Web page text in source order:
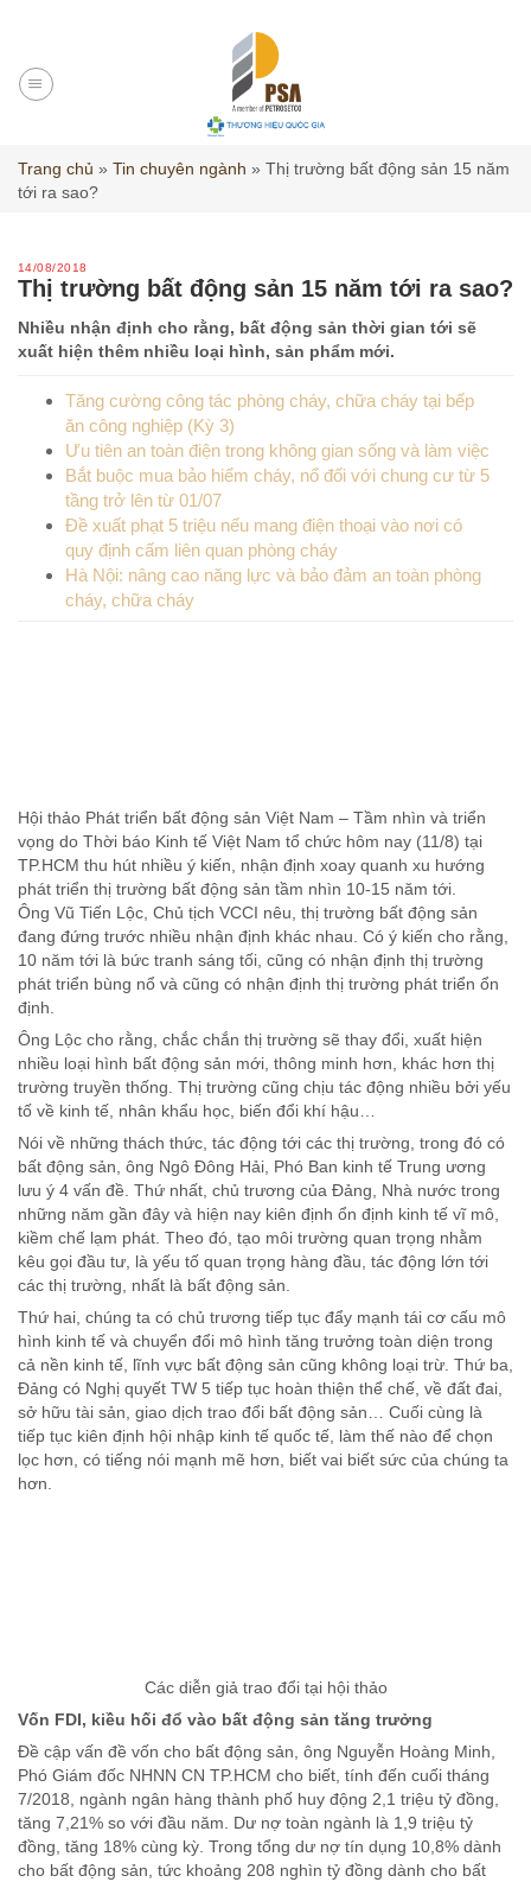
content
Trang chủ » Tin chuyên ngành » Thị trường bất động sản 15 năm
tới ra sao?
14/08/2018
Thị trường bất động sản 15 năm tới ra sao?
Nhiều nhận định cho rằng, bất động sản thời gian tới sẽ
xuất hiện thêm nhiều loại hình, sản phẩm mới.
Tăng cường công tác phòng cháy, chữa cháy tại bếp
ăn công nghiệp (Kỳ 3)
Ưu tiên an toàn điện trong không gian sống và làm việc
Bắt buộc mua bảo hiểm cháy, nổ đối với chung cư từ 5
tầng trở lên từ 01/07
Đề xuất phạt 5 triệu nếu mang điện thoại vào nơi có
quy định cấm liên quan phòng cháy
Hà Nội: nâng cao năng lực và bảo đảm an toàn phòng
cháy, chữa cháy
Hội thảo Phát triển bất động sản Việt Nam – Tầm nhìn và triển
vọng do Thời báo Kinh tế Việt Nam tổ chức hôm nay (11/8) tại
TP.HCM thu hút nhiều ý kiến, nhận định xoay quanh xu hướng
phát triển thị trường bất động sản tầm nhìn 10-15 năm tới.
Ông Vũ Tiến Lộc, Chủ tịch VCCI nêu, thị trường bất động sản
đang đứng trước nhiều nhận định khác nhau. Có ý kiến cho rằng,
10 năm tới là bức tranh sáng tối, cũng có nhận định thị trường
phát triển bùng nổ và cũng có nhận định thị trường phát triển ổn
định.
Ông Lộc cho rằng, chắc chắn thị trường sẽ thay đổi, xuất hiện
nhiều loại hình bất động sản mới, thông minh hơn, khác hơn thị
trường truyền thống. Thị trường cũng chịu tác động nhiều bởi yếu
tố về kinh tế, nhân khẩu học, biến đổi khí hậu…
Nói về những thách thức, tác động tới các thị trường, trong đó có
bất động sản, ông Ngô Đông Hải, Phó Ban kinh tế Trung ương
lưu ý 4 vấn đề. Thứ nhất, chủ trương của Đảng, Nhà nước trong
những năm gần đây và hiện nay kiên định ổn định kinh tế vĩ mô,
kiềm chế lạm phát. Theo đó, tạo môi trường quan trọng nhằm
kêu gọi đầu tư, là yếu tố quan trọng hàng đầu, tác động lớn tới
các thị trường, nhất là bất động sản.
Thứ hai, chúng ta có chủ trương tiếp tục đẩy mạnh tái cơ cấu mô
hình kinh tế và chuyển đổi mô hình tăng trưởng toàn diện trong
cả nền kinh tế, lĩnh vực bất động sản cũng không loại trừ. Thứ ba,
Đảng có Nghị quyết TW 5 tiếp tục hoàn thiện thể chế, về đất đai,
sở hữu tài sản, giao dịch trao đổi bất động sản… Cuối cùng là
tiếp tục kiên định hội nhập kinh tế quốc tế, làm thế nào để chọn
lọc hơn, có tiếng nói mạnh mẽ hơn, biết vai biết sức của chúng ta
hơn.
Các diễn giả trao đổi tại hội thảo
Vốn FDI, kiều hối đổ vào bất động sản tăng trưởng
Đề cập vấn đề vốn cho bất động sản, ông Nguyễn Hoàng Minh,
Phó Giám đốc NHNN CN TP.HCM cho biết, tính đến cuối tháng
7/2018, ngành ngân hàng thành phố huy động 2,1 triệu tỷ đồng,
tăng 7,21% so với đầu năm. Dư nợ toàn ngành là 1,9 triệu tỷ
đồng, tăng 18% cùng kỳ. Trong tổng dư nợ tín dụng 10,8% dành
cho bất động sản, tức khoảng 208 nghìn tỷ đồng dành cho bất